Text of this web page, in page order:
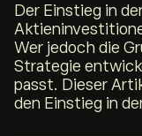
Der Einstieg in
Wer jedoch die
Strategie
passt. Dieser
den Einstieg in